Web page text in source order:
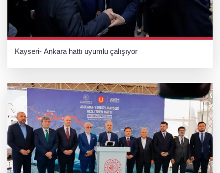
Kayseri- Ankara hattı uyumlu çalışıyor